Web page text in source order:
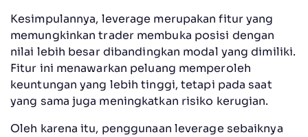
Kesimpulannya, leverage merupakan fitur yang
memungkinkan trader membuka posisi dengan
nilai lebih besar dibandingkan modal yang dimiliki.
Fitur ini menawarkan peluang memperoleh
keuntungan yang lebih tinggi, tetapi pada saat
yang sama juga meningkatkan risiko kerugian.
Oleh karena itu, penggunaan leverage sebaiknya